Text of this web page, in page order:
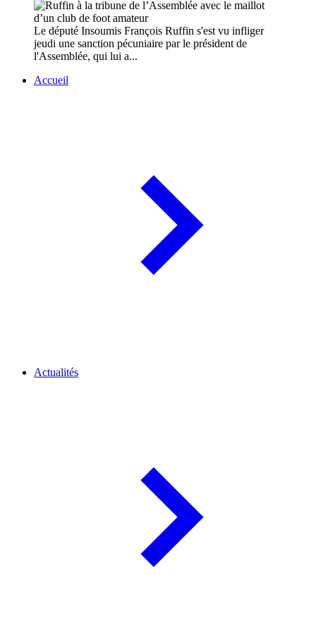
Le député Insoumis François Ruffin s'est vu infliger
jeudi une sanction pécuniaire par le président de
l'Assemblée, qui lui a...
Accueil
Actualités